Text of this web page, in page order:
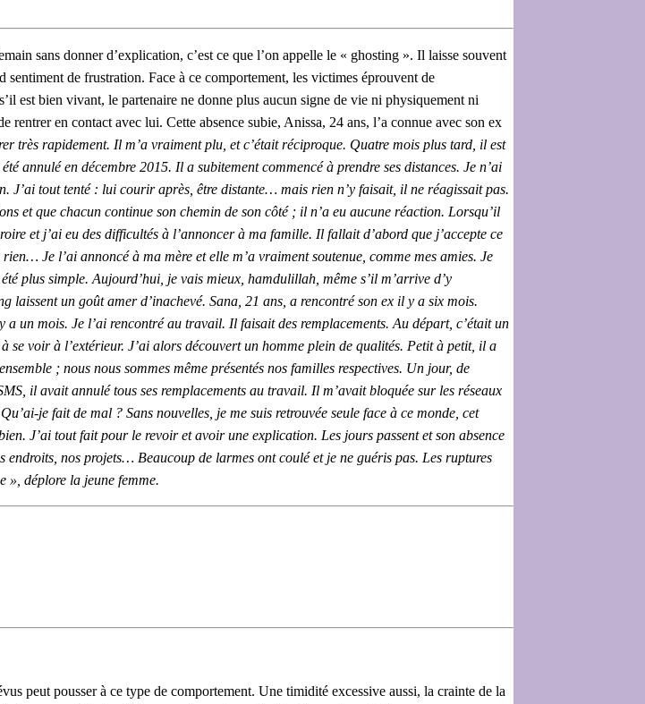
sans donner d’explication, c’est ce que l’on appelle le « ghosting ». Il laisse souvent
de frustration. Face à ce comportement, les victimes éprouvent de
est bien vivant, le partenaire ne donne plus aucun signe de vie ni physiquement ni
en contact avec lui. Cette absence subie, Anissa, 24 ans, l’a connue avec son ex
très rapidement. Il m’a vraiment plu, et c’était réciproque. Quatre mois plus tard, il est
annulé en décembre 2015. Il a subitement commencé à prendre ses distances. Je n’ai
J’ai tout tenté : lui courir après, être distante… mais rien n’y faisait, il ne réagissait pas.
et que chacun continue son chemin de son côté ; il n’a eu aucune réaction. Lorsqu’il
et j’ai eu des difficultés à l’annoncer à ma famille. Il fallait d’abord que j’accepte ce
Je l’ai annoncé à ma mère et elle m’a vraiment soutenue, comme mes amies. Je
plus simple. Aujourd’hui, je vais mieux, hamdulillah, même s’il m’arrive d’y
laissent un goût amer d’inachevé. Sana, 21 ans, a rencontré son ex il y a six mois.
a un mois. Je l’ai rencontré au travail. Il faisait des remplacements. Au départ, c’était un
se voir à l’extérieur. J’ai alors découvert un homme plein de qualités. Petit à petit, il a
; nous nous sommes même présentés nos familles respectives. Un jour, de
il avait annulé tous ses remplacements au travail. Il m’avait bloquée sur les réseaux
je fait de mal ? Sans nouvelles, je me suis retrouvée seule face à ce monde, cet
J’ai tout fait pour le revoir et avoir une explication. Les jours passent et son absence
nos projets… Beaucoup de larmes ont coulé et je ne guéris pas. Les ruptures
», déplore la jeune femme.
peut pousser à ce type de comportement. Une timidité excessive aussi, la crainte de la